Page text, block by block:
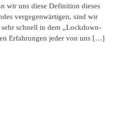
wir uns diese Definition dieses
vergegenwärtigen, sind wir
schnell in dem „Lockdown-
Erfahrungen jeder von uns […]